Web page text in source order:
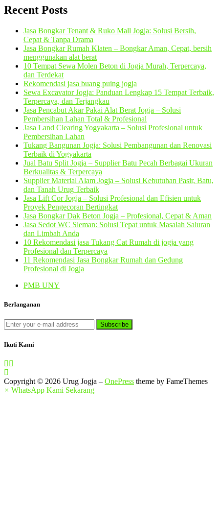
Recent Posts
Jasa Bongkar Tenant & Ruko Mall Jogja: Solusi Bersih,
Cepat & Tanpa Drama
Jasa Bongkar Rumah Klaten – Bongkar Aman, Cepat, bersih
menggunakan alat berat
10 Tempat Sewa Molen Beton di Jogja Murah, Terpercaya,
dan Terdekat
Rekomendasi jasa buang puing jogja
Sewa Excavator Jogja: Panduan Lengkap 15 Tempat Terbaik,
Terpercaya, dan Terjangkau
Jasa Pencabut Akar Pakai Alat Berat Jogja – Solusi
Pembersihan Lahan Total & Profesional
Jasa Land Clearing Yogyakarta – Solusi Profesional untuk
Pembersihan Lahan
Tukang Bangunan Jogja: Solusi Pembangunan dan Renovasi
Terbaik di Yogyakarta
Jual Batu Split Jogja – Supplier Batu Pecah Berbagai Ukuran
Berkualitas & Terpercaya
Supplier Material Alam Jogja – Solusi Kebutuhan Pasir, Batu,
dan Tanah Urug Terbaik
Jasa Lift Cor Jogja – Solusi Profesional dan Efisien untuk
Proyek Pengecoran Bertingkat
Jasa Bongkar Dak Beton Jogja – Profesional, Cepat & Aman
Jasa Sedot WC Sleman: Solusi Tepat untuk Masalah Saluran
dan Limbah Anda
10 Rekomendasi jasa Tukang Cat Rumah di jogja yang
Profesional dan Terpercaya
11 Rekomendasi Jasa Bongkar Rumah dan Gedung
Profesional di Jogja
PMB UNY
Berlanganan
Ikuti Kami
Copyright © 2026 Urug Jogja – OnePress theme by FameThemes
× WhatsApp Kami Sekarang